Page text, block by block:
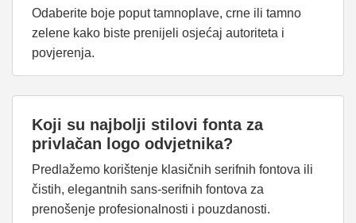
Odaberite boje poput tamnoplave, crne ili tamno
zelene kako biste prenijeli osjećaj autoriteta i
povjerenja.
Koji su najbolji stilovi fonta za
privlačan logo odvjetnika?
Predlažemo korištenje klasičnih serifnih fontova ili
čistih, elegantnih sans-serifnih fontova za
prenošenje profesionalnosti i pouzdanosti.